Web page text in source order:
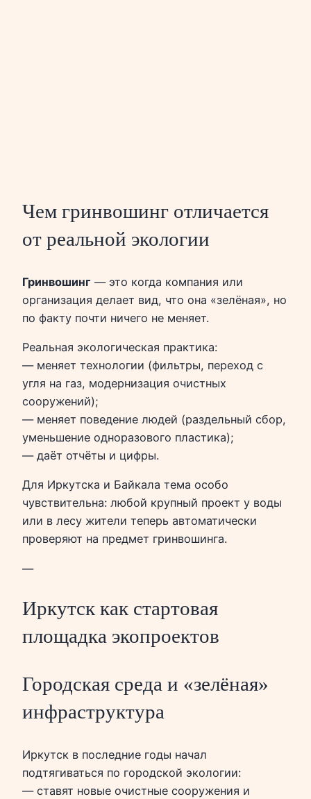
Чем гринвошинг отличается
от реальной экологии
Гринвошинг — это когда компания или
организация делает вид, что она «зелёная», но
по факту почти ничего не меняет.
Реальная экологическая практика:
— меняет технологии (фильтры, переход с
угля на газ, модернизация очистных
сооружений);
— меняет поведение людей (раздельный сбор,
уменьшение одноразового пластика);
— даёт отчёты и цифры.
Для Иркутска и Байкала тема особо
чувствительна: любой крупный проект у воды
или в лесу жители теперь автоматически
проверяют на предмет гринвошинга.
—
Иркутск как стартовая
площадка экопроектов
Городская среда и «зелёная»
инфраструктура
Иркутск в последние годы начал
подтягиваться по городской экологии:
— ставят новые очистные сооружения и